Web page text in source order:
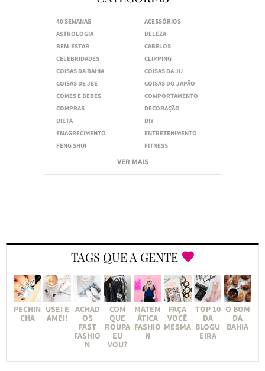
40 SEMANAS
ACESSÓRIOS
ASTROLOGIA
BELEZA
BEM-ESTAR
CABELOS
CELEBRIDADES
CLIPPING
COISAS DA BAHIA
COISAS DA JU
COISAS DE JEE
COISAS DO JAPÃO
COMES E BEBES
COMPORTAMENTO
COMPRAS
DECORAÇÃO
DIETA
DIY
EMAGRECIMENTO
ENTRETENIMENTO
FENG SHUI
FITNESS
VER MAIS
TAGS QUE A GENTE
PECHIN
CHA
USEI E
AMEI!
ACHAD
OS
FAST
FASHIO
N
COM
QUE
ROUPA
EU
VOU?
MATEM
ÁTICA
FASHIO
N
FAÇA
VOCÊ
MESMA
TOP 10
DA
BLOGU
EIRA
O BOM
DA
BAHIA